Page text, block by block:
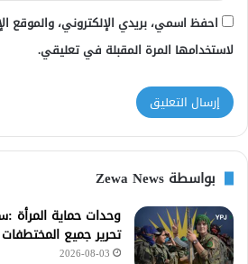
احفظ اسمي، بريدي الإلكتروني، والموقع
لاستخدامها المرة المقبلة في تعليقي.
بواسطة Zewa News
وحدات حماية المرأة
تحرير جميع المختطفات
2026-08-03